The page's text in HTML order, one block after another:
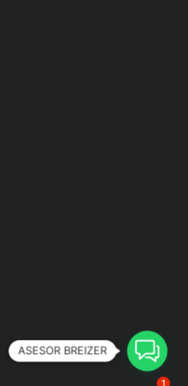
ASESOR BREIZER
1